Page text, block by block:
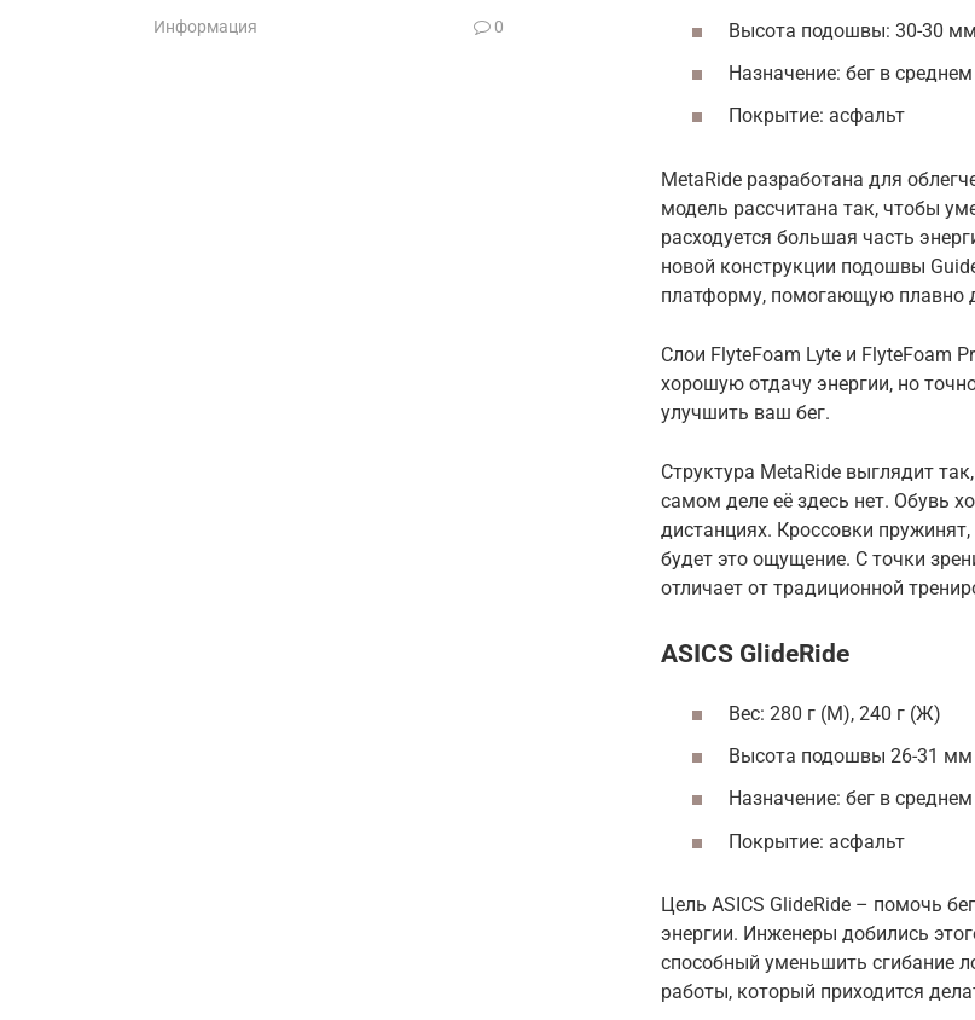
Высота подошвы: 30-30 мм
Назначение: бег в
Покрытие: асфальт
MetaRide разработана для
модель рассчитана так, чтобы
расходуется большая часть
новой конструкции подошвы
платформу, помогающую плавно
Слои FlyteFoam Lyte и FlyteFoam
хорошую отдачу энергии, но
улучшить ваш бег.
Структура MetaRide выглядит
самом деле её здесь нет. Обувь
дистанциях. Кроссовки
будет это ощущение. С точки
отличает от традиционной
ASICS GlideRide
Вес: 280 г (М), 240 г (Ж)
Высота подошвы 26-31 мм
Назначение: бег в
Покрытие: асфальт
Цель ASICS GlideRide – помочь
энергии. Инженеры добились
способный уменьшить сгибание
работы, который приходится
Информация 0